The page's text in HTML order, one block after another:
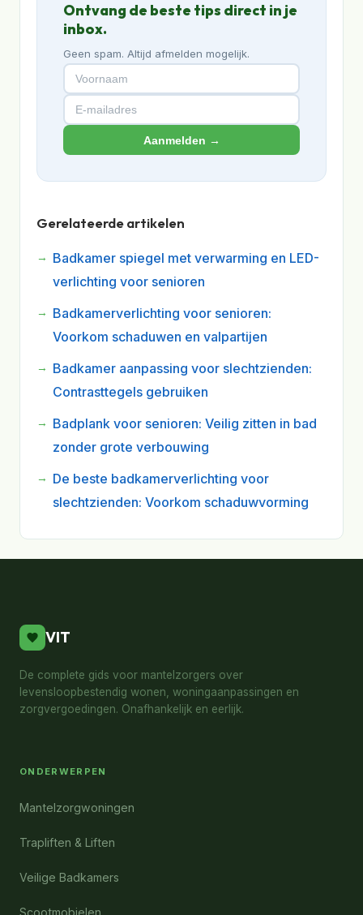
Ontvang de beste tips direct in je
inbox.
Geen spam. Altijd afmelden mogelijk.
Aanmelden →
Gerelateerde artikelen
Badkamer spiegel met verwarming en LED-
verlichting voor senioren
Badkamerverlichting voor senioren:
Voorkom schaduwen en valpartijen
Badkamer aanpassing voor slechtzienden:
Contrasttegels gebruiken
Badplank voor senioren: Veilig zitten in bad
zonder grote verbouwing
De beste badkamerverlichting voor
slechtzienden: Voorkom schaduwvorming
VIT
De complete gids voor mantelzorgers over
levensloopbestendig wonen, woningaanpassingen en
zorgvergoedingen. Onafhankelijk en eerlijk.
ONDERWERPEN
Mantelzorgwoningen
Trapliften & Liften
Veilige Badkamers